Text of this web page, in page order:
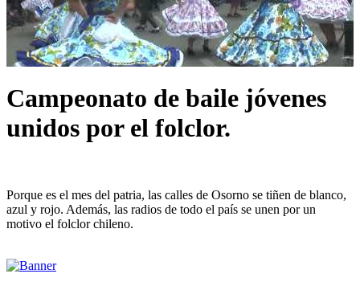
Campeonato de baile jóvenes
unidos por el folclor.
Porque es el mes del patria, las calles de Osorno se tiñen de blanco,
azul y rojo. Además, las radios de todo el país se unen por un
motivo el folclor chileno.